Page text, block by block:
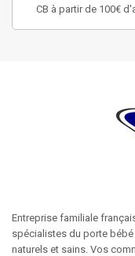
CB à partir de 100€
Entreprise familiale
spécialistes du porte
naturels et sains. Vos